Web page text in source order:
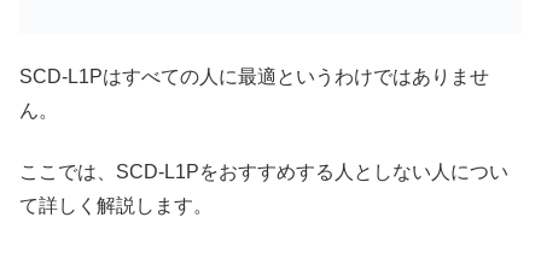
SCD-L1Pはすべての人に最適というわけではありませ
ん。
ここでは、SCD-L1Pをおすすめする人としない人につい
て詳しく解説します。